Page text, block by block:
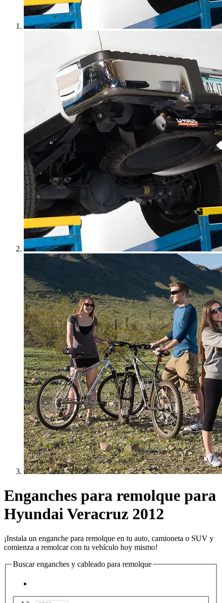
Enganches para remolque para
Hyundai Veracruz 2012
¡Instala un enganche para remolque en tu auto, camioneta o SUV y
comienza a remolcar con tu vehículo hoy mismo!
Buscar enganches y cableado para remolque